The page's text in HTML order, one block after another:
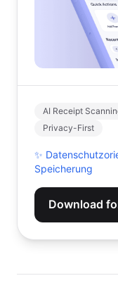
AI Receipt
Privacy-First
✨
Speicherung
Download